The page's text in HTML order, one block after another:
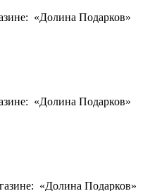
«Долина Подарков»
«Долина Подарков»
«Долина Подарков»